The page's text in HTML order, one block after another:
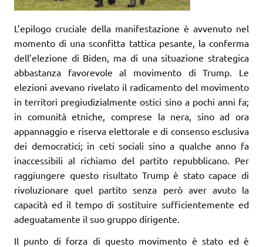
L’epilogo cruciale della manifestazione è avvenuto nel
momento di una sconfitta tattica pesante, la conferma
dell’elezione di Biden, ma di una situazione strategica
abbastanza favorevole al movimento di Trump. Le
elezioni avevano rivelato il radicamento del movimento
in territori pregiudizialmente ostici sino a pochi anni fa;
in comunità etniche, comprese la nera, sino ad ora
appannaggio e riserva elettorale e di consenso esclusiva
dei democratici; in ceti sociali sino a qualche anno fa
inaccessibili al richiamo del partito repubblicano. Per
raggiungere questo risultato Trump è stato capace di
rivoluzionare quel partito senza però aver avuto la
capacità ed il tempo di sostituire sufficientemente ed
adeguatamente il suo gruppo dirigente.
Il punto di forza di questo movimento è stato ed è